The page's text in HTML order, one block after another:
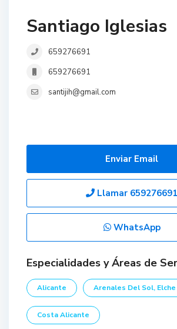
Santiago Iglesias
659276691
659276691
santijih@gmail.com
Enviar Email
Llamar 659276691
WhatsApp
Especialidades y Áreas de
Alicante Arenales Del Sol, Elche
Costa Alicante